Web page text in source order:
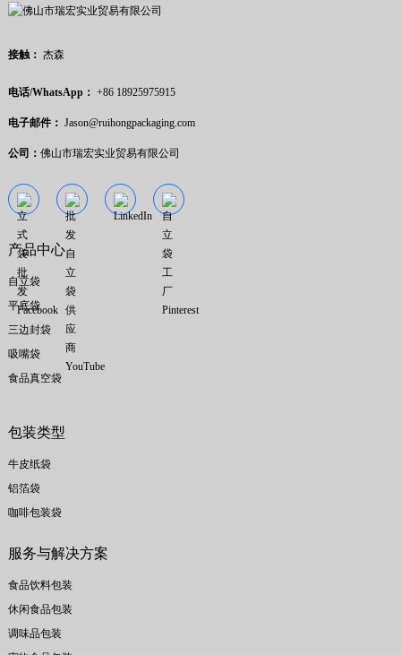
接触： 杰森
电话/WhatsApp： +86 18925975915
电子邮件： Jason@ruihongpackaging.com
公司： 佛山市瑞宏实业贸易有限公司
产品中心
自立袋
平底袋
三边封袋
吸嘴袋
食品真空袋
包装类型
牛皮纸袋
铝箔袋
咖啡包装袋
服务与解决方案
食品饮料包装
休闲食品包装
调味品包装